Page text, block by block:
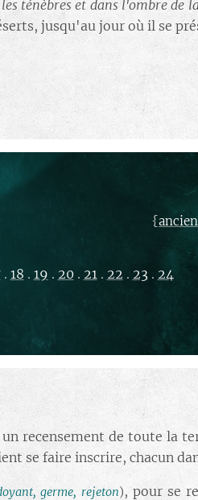
ténèbres et dans l'ombre
jusqu'au jour où il se
{
. 18 . 19 . 20 . 21. 22 . 23 . 24
recensement de toute la
se faire inscrire, chacun
germe, rejeton), pour se